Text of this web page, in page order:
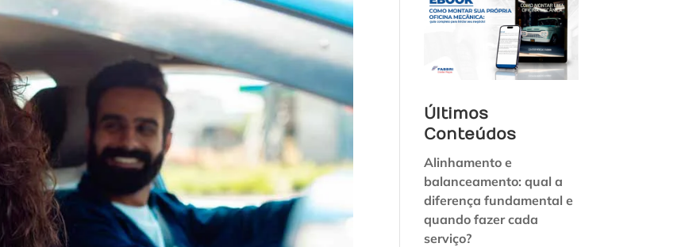
Últimos
Conteúdos
Alinhamento e
balanceamento: qual a
diferença fundamental e
quando fazer cada
serviço?